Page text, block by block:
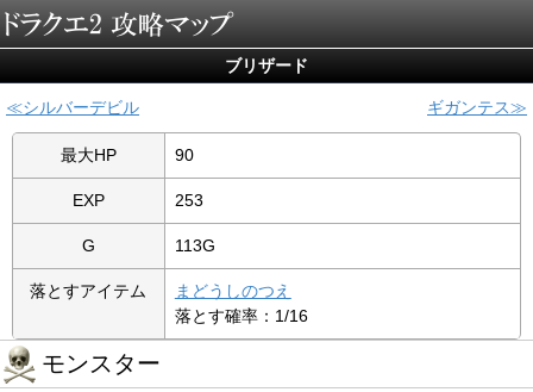
ブリザード
シルバーデビル ギガンテス
最大HP 90
EXP 253
G 113G
落とすアイテム
まどうしのつえ
落とす確率：1/16
モンスター